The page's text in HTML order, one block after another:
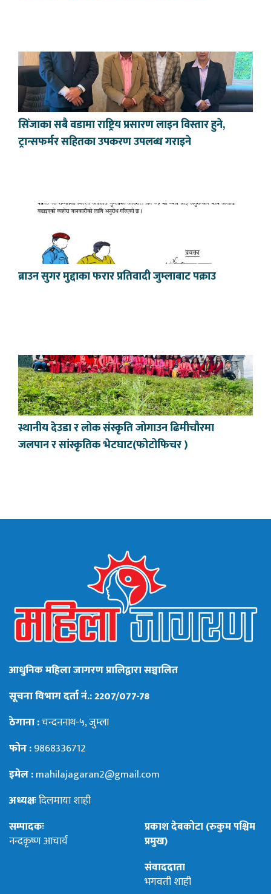
सिँजाका सबै वडामा राष्ट्रिय प्रसारण लाइन विस्तार हुने,
ट्रान्सफर्मर सहितका उपकरण उपलब्ध गराइने
ब्राउन सुगर मुद्दाका फरार प्रतिवादी जुम्लाबाट पक्राउ
स्थानीय देउडा र लोक संस्कृति जोगाउन ढिमीचौरमा
जलपान र सांस्कृतिक भेटघाट(फोटोफिचर )
आधुनिक महिला जागरण प्रालिद्वारा सञ्चालित
सूचना विभाग दर्ता नं.: 2207/077-78
ठेगाना :चन्दननाथ-५, जुम्ला
फोन :9868336712
इमेल :mahilajagaran2@gmail.com
अध्यक्षःदिलमाया शाही
सम्पादकः
नन्दकृष्ण आचार्य
प्रकाश देबकोटा (रुकुम पश्चिम
प्रमुख)
संवाददाता
भगवती शाही